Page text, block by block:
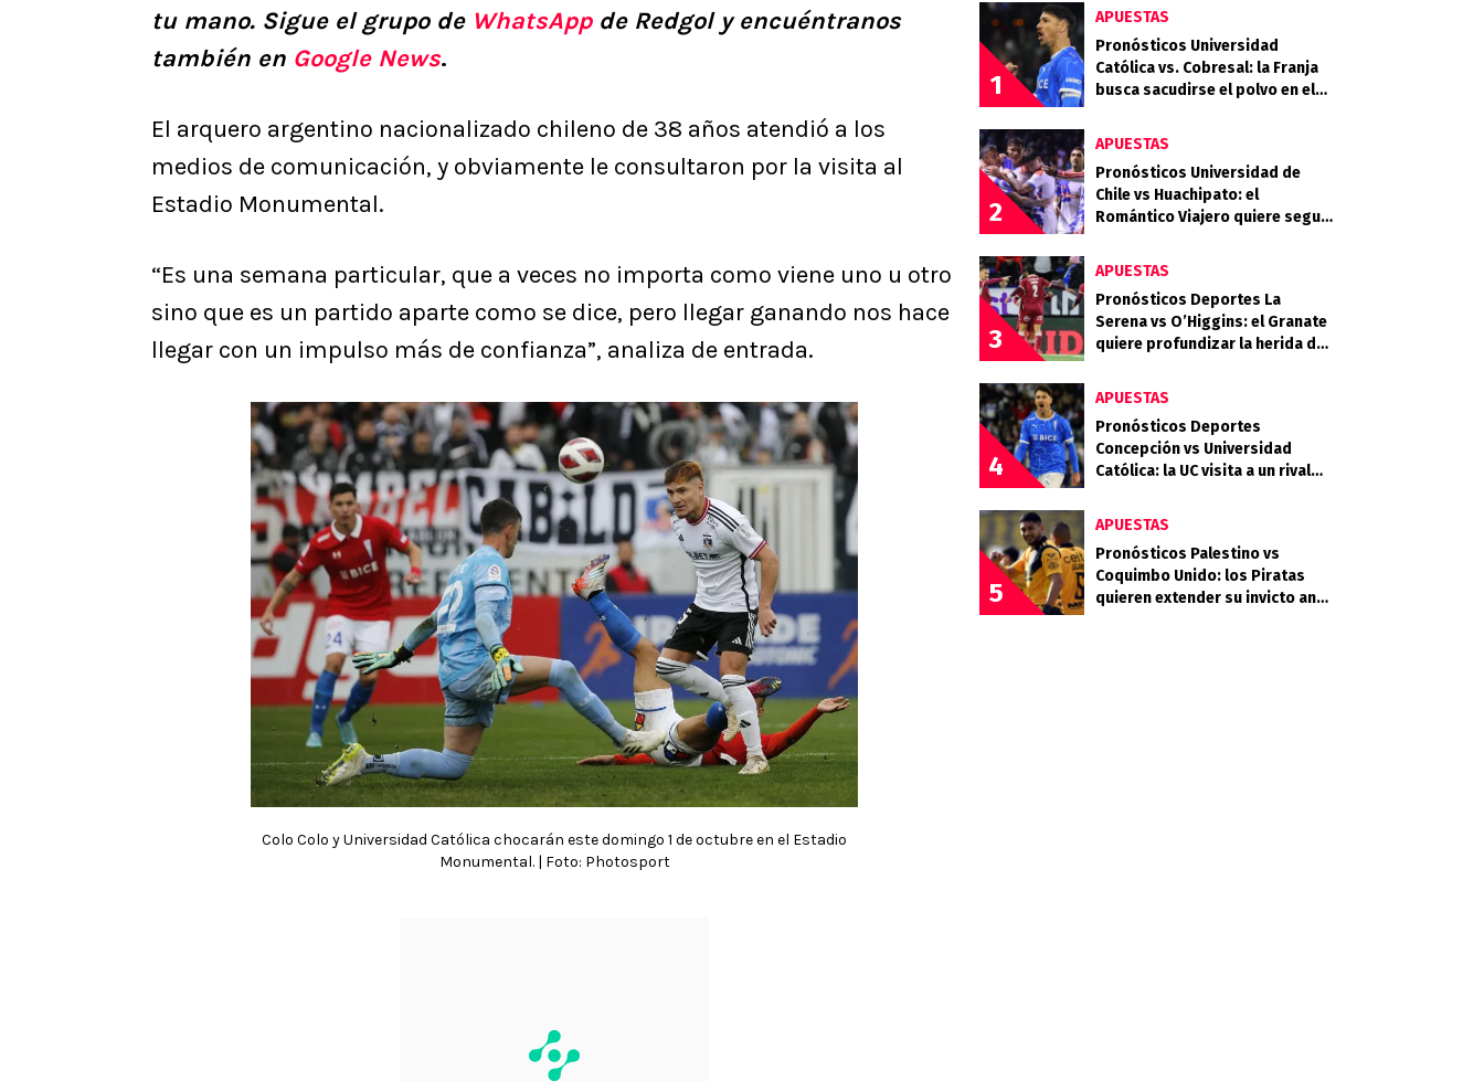
tu mano. Sigue el grupo de WhatsAppde Redgol y encuéntranos
también en Google News.
El arquero argentino nacionalizado chileno de 38 años atendió a los
medios de comunicación, y obviamente le consultaron por la visita al
Estadio Monumental.
“Es una semana particular, que a veces no importa como viene uno u otro
sino que es un partido aparte como se dice, pero llegar ganando nos hace
llegar con un impulso más de confianza”, analiza de entrada.
Colo Colo y Universidad Católica chocarán este domingo 1 de octubre en el Estadio
Monumental. | Foto: Photosport
1
APUESTAS
Pronósticos Universidad
Católica vs. Cobresal: la Franja
busca sacudirse el polvo en el
2
APUESTAS
Pronósticos Universidad de
Chile vs Huachipato: el
Romántico Viajero quiere seguir
3
APUESTAS
Pronósticos Deportes La
Serena vs O’Higgins: el Granate
quiere profundizar la herida del
4
APUESTAS
Pronósticos Deportes
Concepción vs Universidad
Católica: la UC visita a un rival
5
APUESTAS
Pronósticos Palestino vs
Coquimbo Unido: los Piratas
quieren extender su invicto ante